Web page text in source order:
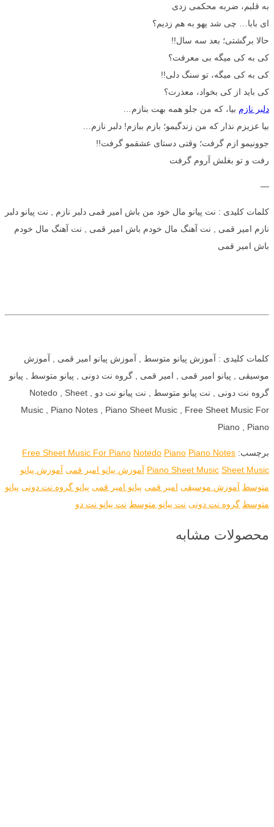
به قلبم، ضربه محکمی زدی
ای بابا… چی شد یهو به هم زدیم؟
حالا برگشتی؛ بعد سه سال!!
کی به کی میگه بی معرفت؟
کی به کی میگه، تو سنگ دلی!!
کی باید از کی بخواد، معذرت؟
دلبر نازم بیا، که من جلو همه بهت بنازم…
بیا عزیزم نذار که من زندگیمو؛ بازم ببازم! دلبر نازم…
جوونیمو ازم گرفت؛ وقتی دستای عشقمو گرفت!!
رفت و تو بغلش آروم گرفت
—
کلمات کلیدی : نت پیانو مال خود من باش امیر قمی دلبر نازم , نت پیانو دلبر
نازم امیر قمی , نت آهنگ مال خودم باش امیر قمی , نت آهنگ مال خودم
باش امیر قمی
کلمات کلیدی : آموزش پیانو متوسط , آموزش پیانو امیر قمی , آموزش
موسیقی , پیانو امیر قمی , امیر قمی , گروه نت دونی , پیانو متوسط , پیانو
گروه نت دونی , نت پیانو متوسط , نت پیانو نت دو , Notedo , Sheet
Music , Piano Notes , Piano Sheet Music , Free Sheet Music For
Piano , Piano
برچسب: Free Sheet Music For Piano Notedo Piano Piano Notes
Piano Sheet Music Sheet Music آموزش پیانو امیر قمی آموزش پیانو
متوسط آموزش موسیقی امیر قمی پیانو امیر قمی پیانو گروه نت دونی پیانو
متوسط گروه نت دونی نت پیانو متوسط نت پیانو نت دو
محصولات مشابه